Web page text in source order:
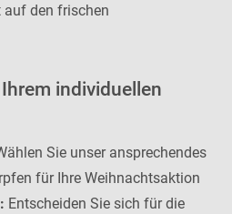
auf den frischen
individuellen
Sie unser ansprechendes
für Ihre Weihnachtsaktion
Entscheiden Sie sich für die